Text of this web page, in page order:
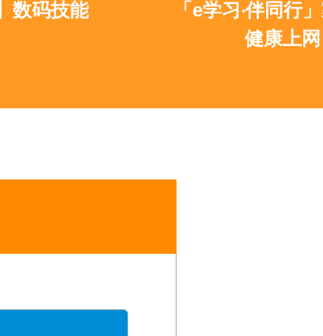
「e学习‧伴同行」家长讲座
健康上网 慎防陷阱